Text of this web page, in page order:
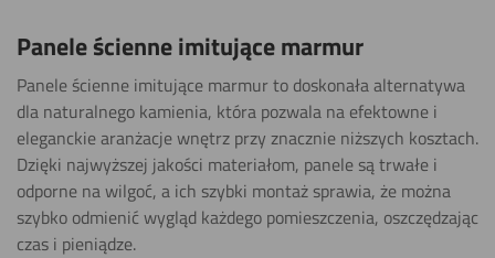
Panele ścienne imitujące marmur
Panele ścienne imitujące marmur to doskonała alternatywa
dla naturalnego kamienia, która pozwala na efektowne i
eleganckie aranżacje wnętrz przy znacznie niższych kosztach.
Dzięki najwyższej jakości materiałom, panele są trwałe i
odporne na wilgoć, a ich szybki montaż sprawia, że można
szybko odmienić wygląd każdego pomieszczenia, oszczędzając
czas i pieniądze.